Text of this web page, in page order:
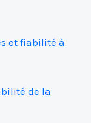
et fiabilité à
de la